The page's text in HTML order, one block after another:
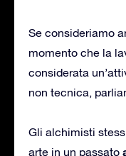
Se consideriamo
momento che la
considerata
non tecnica,
Gli alchimisti
arte in un passato